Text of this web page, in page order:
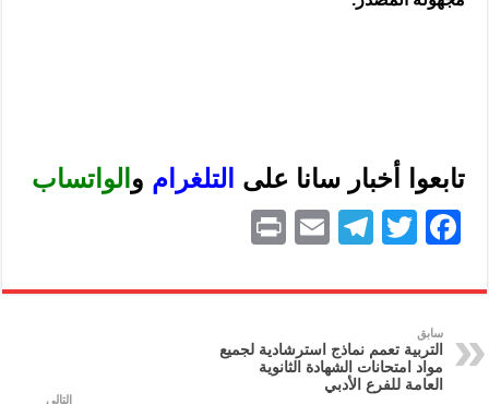
تابعوا أخبار سانا على لتلغرام و الواتساب
F
c
e
b
T
itt
er
T
e
gr
a
E
ai
nt
سابق
التربية تعمم نماذج استرشادية لجميع
مواد امتحانات الشهادة ‏الثانوية
العامة للفرع الأدبي
التالي